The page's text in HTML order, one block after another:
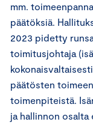
mm.
päätöksiä.
2023 pidetty
toimitusjohtaja
päätösten
toimenpiteistä.
ja hallinnon